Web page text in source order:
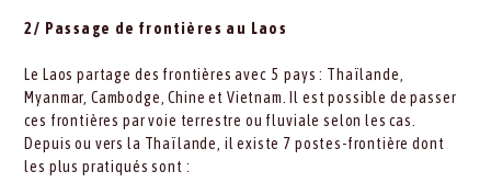
2/ Passage de frontières au Laos
Le Laos partage des frontières avec 5 pays : Thaïlande,
Myanmar, Cambodge, Chine et Vietnam. Il est possible de passer
ces frontières par voie terrestre ou fluviale selon les cas.
Depuis ou vers la Thaïlande, il existe 7 postes-frontière dont
les plus pratiqués sont :